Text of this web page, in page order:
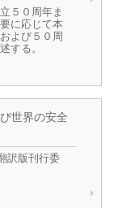
５０周年ま
に応じて本
よび５０周
する。
世界の安全
訳版刊行委